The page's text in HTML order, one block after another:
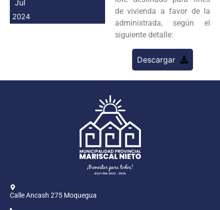
Intranet
Jul
2024
de vivienda a favor de la
administrada, según el
siguiente detalle:
Descargar
Calle Ancash 275 Moquegua